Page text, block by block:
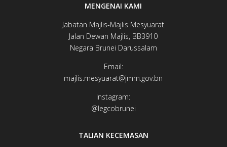
MENGENAI KAMI
Jabatan Majlis-Majlis Mesyuarat
Jalan Dewan ​​​​Majlis, BB3910​
Negara Brunei Darussalam
Email:
majlis.mesyuarat@jmm.gov.bn
Instagram:
@legcobrunei​​​​
TALIAN KECEMASAN